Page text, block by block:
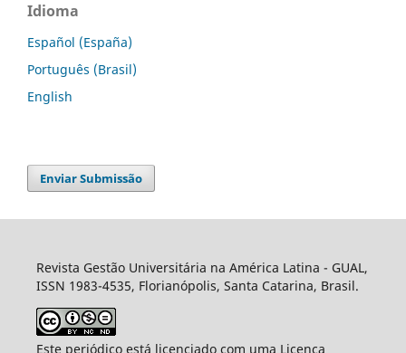
Idioma
Español (España)
Português (Brasil)
English
Enviar Submissão
Revista Gestão Universitária na América Latina - GUAL,
ISSN 1983-4535, Florianópolis, Santa Catarina, Brasil.
Este periódico está licenciado com uma Licença